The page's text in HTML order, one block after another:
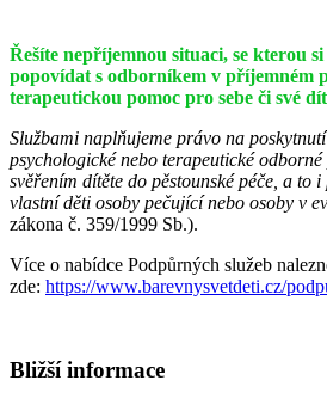
Řešíte nepříjemnou situaci, se kterou
popovídat s odborníkem v příjemném
terapeutickou pomoc pro sebe či své
Službami naplňujeme právo na
psychologické nebo terapeutické
svěřením dítěte do pěstounské péče, a to
vlastní děti osoby pečující nebo osoby v
zákona č. 359/1999 Sb.).
Více o nabídce Podpůrných služeb
zde: https://www.barevnysvetdeti.cz/
Bližší informace